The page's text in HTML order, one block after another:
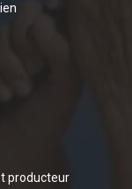
producteur